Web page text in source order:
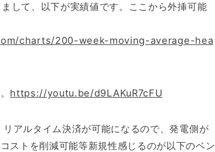
して、以下が実績値です。ここから外挿可能
charts/200-week-moving-average-hea
https://youtu.be/d9LAKuR7cFU
アルタイム決済が可能になるので、発電側が
ストを削減可能等新規性感じるのが以下のベン